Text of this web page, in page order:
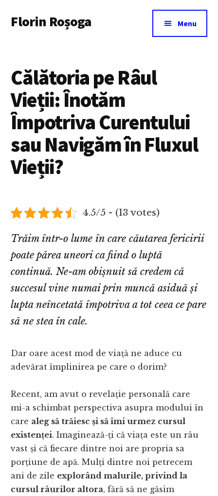
main
menu
Florin Roșoga Menu
Călătoria pe Râul
Vieții: Înotăm
Împotriva Curentului
sau Navigăm în Fluxul
Vieții?
4.5/5 - (13 votes)
Trăim într-o lume în care căutarea fericirii
poate părea uneori ca fiind o luptă
continuă. Ne-am obișnuit să credem că
succesul vine numai prin muncă asiduă și
lupta neîncetată împotriva a tot ceea ce pare
să ne stea în cale.
Dar oare acest mod de viață ne aduce cu
adevărat împlinirea pe care o dorim?
Recent, am avut o revelație personală care
mi-a schimbat perspectiva asupra modului în
care aleg să trăiesc și să îmi urmez cursul
existenței. Imaginează-ți că viața este un râu
vast și că fiecare dintre noi are propria sa
porțiune de apă. Mulți dintre noi petrecem
ani de zile explorând malurile, privind la
cursul râurilor altora, fără să ne găsim